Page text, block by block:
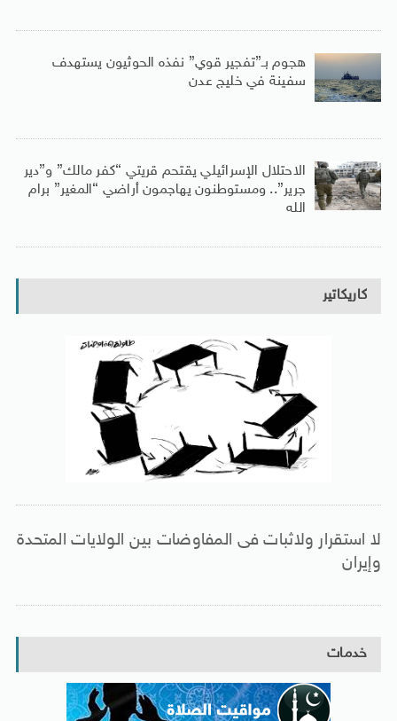
هجوم بـ”تفجير قوي” نفذه الحوثيون يستهدف
سفينة في خليج عدن
الاحتلال الإسرائيلي يقتحم قريتي “كفر مالك” و”دير
جرير”.. ومستوطنون يهاجمون أراضي “المغير” برام
الله
كاريكاتير
لا استقرار ولاثبات فى المفاوضات بين الولايات المتحدة
وإيران
خدمات